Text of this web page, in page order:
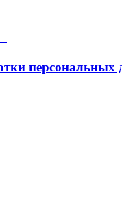
персональных